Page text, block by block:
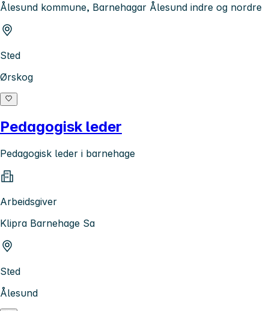
Ålesund kommune, Barnehagar Ålesund indre og nordre
Sted
Ørskog
Pedagogisk leder
Pedagogisk leder i barnehage
Arbeidsgiver
Klipra Barnehage Sa
Sted
Ålesund